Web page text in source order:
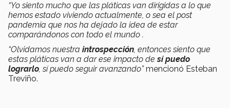
“Yo siento mucho que las pláticas van dirigidas a lo que
hemos estado viviendo actualmente, o sea el post
pandemia que nos ha dejado la idea de estar
comparándonos con todo el mundo .
“Olvidamos nuestra introspección, entonces siento que
estas pláticas van a dar ese impacto desí puedo
lograrlo, sí puedo seguir avanzando”mencionó Esteban
Treviño.